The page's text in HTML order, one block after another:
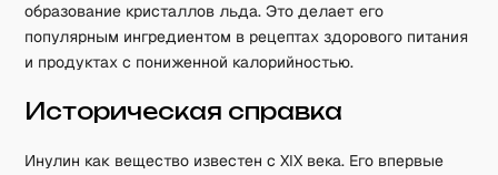
образование кристаллов льда. Это делает его
популярным ингредиентом в рецептах здорового питания
и продуктах с пониженной калорийностью.
Историческая справка
Инулин как вещество известен с XIX века. Его впервые